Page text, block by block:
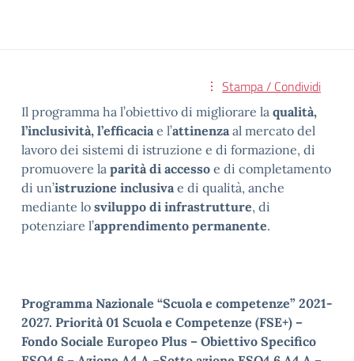
Stampa / Condividi
Il programma ha l’obiettivo di migliorare la qualità,
l’inclusività, l’efficaciae l’attinenzaal mercato del
lavoro dei sistemi di istruzione e di formazione, di
promuovere la parità di accesso e di completamento
di un’istruzione inclusivae di qualità, anche
mediante lo sviluppo di infrastrutture, di
potenziare l’apprendimento permanente.
Programma Nazionale “Scuola e competenze” 2021-
2027. Priorità 01 Scuola e Competenze (FSE+) –
Fondo Sociale Europeo Plus – Obiettivo Specifico